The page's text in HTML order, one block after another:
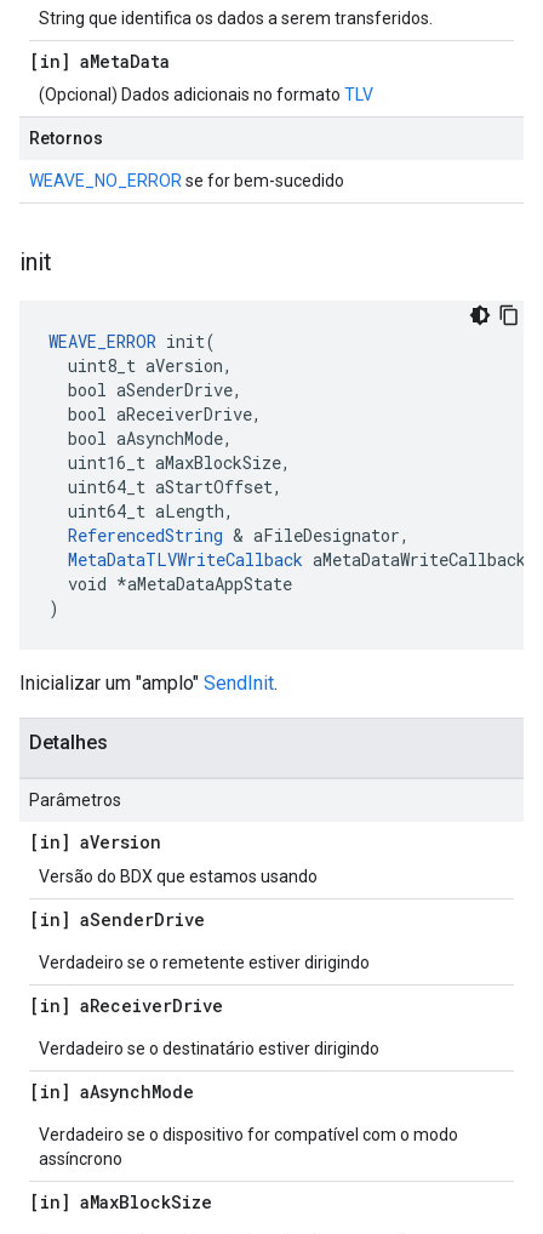
String que identifica os dados a serem transferidos.
[in] aMetaData
(Opcional) Dados adicionais no formato TLV
Retornos
WEAVE_NO_ERROR se for bem-sucedido
init
WEAVE_ERROR init(
  uint8_t aVersion,
  bool aSenderDrive,
  bool aReceiverDrive,
  bool aAsynchMode,
  uint16_t aMaxBlockSize,
  uint64_t aStartOffset,
  uint64_t aLength,
ReferencedString & aFileDesignator,
MetaDataTLVWriteCallback aMetaDataWriteCallback,
  void *aMetaDataAppState
)
Inicializar um "amplo" SendInit.
Detalhes
Parâmetros
[in] aVersion
Versão do BDX que estamos usando
[in] aSenderDrive
Verdadeiro se o remetente estiver dirigindo
[in] aReceiverDrive
Verdadeiro se o destinatário estiver dirigindo
[in] aAsynchMode
Verdadeiro se o dispositivo for compatível com o modo
assíncrono
[in] aMaxBlockSize